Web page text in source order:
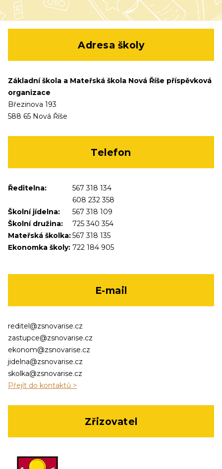
Adresa školy
Základní škola a Mateřská škola Nová Říše příspěvková
organizace
Březinova 193
588 65 Nová Říše
Telefon
Ředitelna:
567 318 134
608 232 358
Školní jídelna:
567 318 109
Školní družina:
725 340 354
Mateřská školka:567 318 135
Ekonomka školy: 722 184 905
E-mail
reditel@zsnovarise.cz
zastupce@zsnovarise.cz
ekonom@zsnovarise.cz
jidelna@zsnovarise.cz
skolka@zsnovarise.cz
Přejít do kontaktů >
Zřizovatel